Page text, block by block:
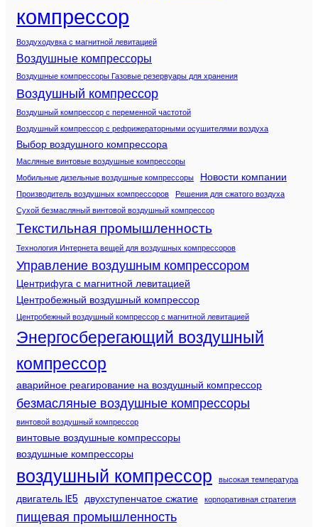
компрессор
Воздуходувка с магнитной левитацией
Воздушные компрессоры
Воздушные компрессоры Газовые резервуары для хранения
Воздушный компрессор
Воздушный компрессор с переменной частотой
Воздушный компрессор с рефрижераторными осушителями воздуха
Выбор воздушного компрессора
Масляные винтовые воздушные компрессоры
Мобильные дизельные воздушные компрессоры
Новости компании
Производитель воздушных компрессоров Решения для сжатого воздуха
Сухой безмасляный винтовой воздушный компрессор
Текстильная промышленность
Технология Интернета вещей для воздушных компрессоров
Управление воздушным компрессором
Центрифуга с магнитной левитацией
Центробежный воздушный компрессор
Центробежный воздушный компрессор с магнитной левитацией
Энергосберегающий воздушный
компрессор
аварийное реагирование на воздушный компрессор
безмасляные воздушные компрессоры
винтовой воздушный компрессор
винтовые воздушные компрессоры
воздушные компрессоры
воздушный компрессор высокая температура
двигатель IE5 двухступенчатое сжатие корпоративная стратегия
пищевая промышленность